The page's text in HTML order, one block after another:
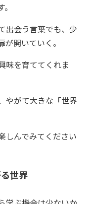
出会う言葉でも、少
開いていく。
味を育ててくれま
やがて大きな「世界
しんでみてください
世界